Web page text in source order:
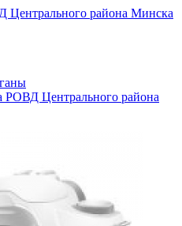
Центрального района Минска
РОВД Центрального района